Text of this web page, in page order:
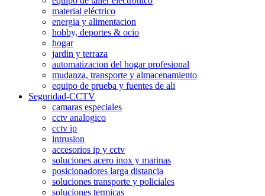
material eléctrico
energia y alimentacion
hobby, deportes & ocio
hogar
jardin y terraza
automatizacion del hogar profesional
mudanza, transporte y almacenamiento
equipo de prueba y fuentes de ali
Seguridad-CCTV
camaras especiales
cctv analogico
cctv ip
intrusion
accesorios ip y cctv
soluciones acero inox y marinas
posicionadores larga distancia
soluciones transporte y policiales
soluciones termicas